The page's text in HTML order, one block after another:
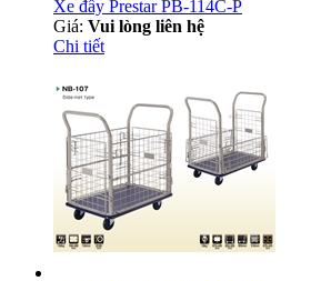
Xe đẩy Prestar PB-114C-P
Giá: Vui lòng liên hệ
Chi tiết